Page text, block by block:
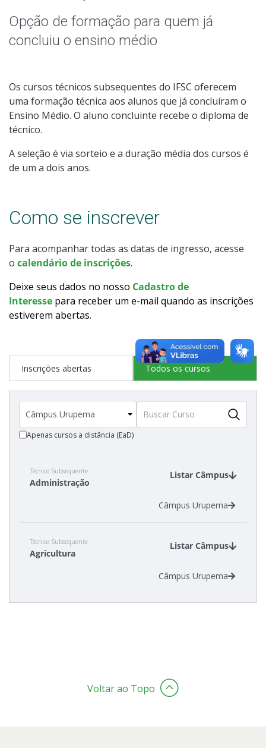
Graduação
Mestrado
Todos os cursos
Resultados
Resultado das vagas remanescentes
Calendário de inscrições
Cotas
Inscrições e acompanhamento
Orientações para Matrícula
Vagas Ociosas
Opção de formação para quem já
concluiu o ensino médio
Os cursos técnicos subsequentes do IFSC oferecem
uma formação técnica aos alunos que já concluíram o
Ensino Médio. O aluno concluinte recebe o diploma de
técnico.
A seleção é via sorteio e a duração média dos cursos é
de um a dois anos.
Como se inscrever
Para acompanhar todas as datas de ingresso, acesse
o calendário de inscrições.
Deixe seus dados no nosso Cadastro de
Interesse para receber um e-mail quando as inscrições
estiverem abertas.
Inscrições abertas Todos os cursos
Apenas cursos a distância (EaD)
Técnico Subsequente
Administração
Listar Câmpus
Câmpus Urupema
Técnico Subsequente
Agricultura
Listar Câmpus
Câmpus Urupema
Voltar ao Topo